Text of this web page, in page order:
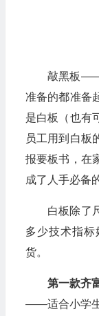
敲黑板——
准备的都准备
是白板（也有
员工用到白板
报要板书，在
成了人手必备
白板除了
多少技术指
货。
第一款齐
——适合小学